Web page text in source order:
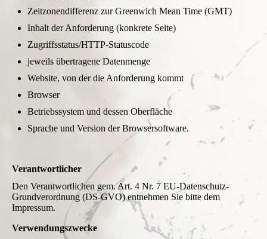
Zeitzonendifferenz zur Greenwich Mean Time (GMT)
Inhalt der Anforderung (konkrete Seite)
Zugriffsstatus/HTTP-Statuscode
jeweils übertragene Datenmenge
Website, von der die Anforderung kommt
Browser
Betriebssystem und dessen Oberfläche
Sprache und Version der Browsersoftware.
Verantwortlicher
Den Verantwortlichen gem. Art. 4 Nr. 7 EU-Datenschutz-
Grundverordnung (DS-GVO) entnehmen Sie bitte dem
Impressum.
Verwendungszwecke